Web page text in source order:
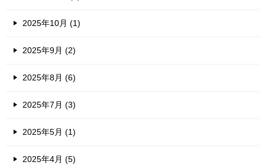
2025年10月 (1)
2025年9月 (2)
2025年8月 (6)
2025年7月 (3)
2025年5月 (1)
2025年4月 (5)